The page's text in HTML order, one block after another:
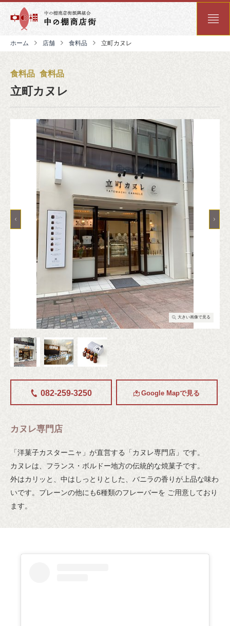
ホーム 店舗 食料品 立町カヌレ
食料品 食料品
立町カヌレ
大きい画像で見る
082-259-3250 Google Mapで見る
カヌレ専門店
「洋菓子カスターニャ」が直営する「カヌレ専門店」です。
カヌレは、フランス・ボルドー地方の伝統的な焼菓子です。
外はカリッと、中はしっとりとした、バニラの香りが上品な味わ
いです。プレーンの他にも6種類のフレーバーを ご用意しており
ます。